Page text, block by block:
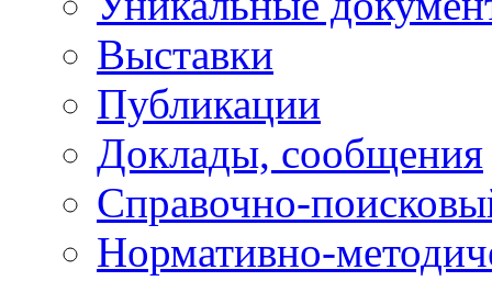
Выставки
Публикации
Доклады, сообщения
Справочно-
Нормативно-